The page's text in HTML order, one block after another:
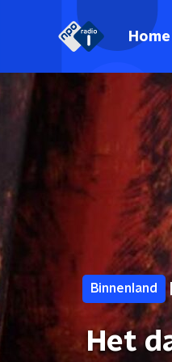
Home
Binnenland
Het